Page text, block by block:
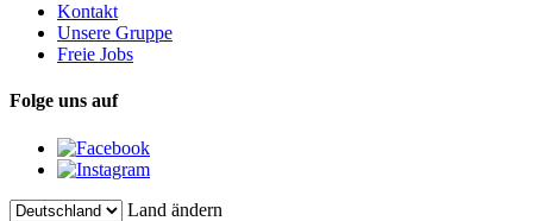
Kontakt
Unsere Gruppe
Freie Jobs
Folge uns auf
Land ändern